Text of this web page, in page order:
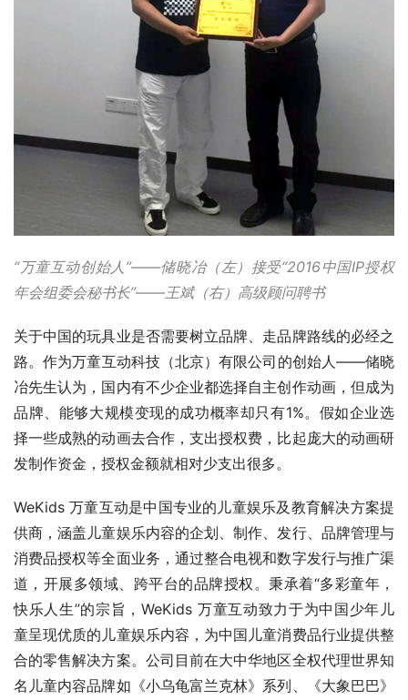
“万童互动创始人”——储晓冶（左）接受“2016中国IP授权
年会组委会秘书长”——王斌（右）高级顾问聘书
关于中国的玩具业是否需要树立品牌、走品牌路线的必经之
路。作为万童互动科技（北京）有限公司的创始人——储晓
冶先生认为，国内有不少企业都选择自主创作动画，但成为
品牌、能够大规模变现的成功概率却只有1%。假如企业选
择一些成熟的动画去合作，支出授权费，比起庞大的动画研
发制作资金，授权金额就相对少支出很多。
WeKids 万童互动是中国专业的儿童娱乐及教育解决方案提
供商，涵盖儿童娱乐内容的企划、制作、发行、品牌管理与
消费品授权等全面业务，通过整合电视和数字发行与推广渠
道，开展多领域、跨平台的品牌授权。秉承着“多彩童年，
快乐人生”的宗旨，WeKids 万童互动致力于为中国少年儿
童呈现优质的儿童娱乐内容，为中国儿童消费品行业提供整
合的零售解决方案。公司目前在大中华地区全权代理世界知
名儿童内容品牌如《小乌龟富兰克林》系列、《大象巴巴》